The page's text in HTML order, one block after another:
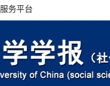
务平台